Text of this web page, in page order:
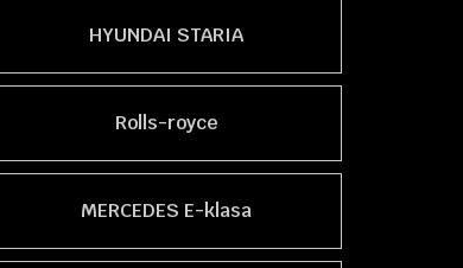
HYUNDAI STARIA
Rolls-royce
MERCEDES E-klasa